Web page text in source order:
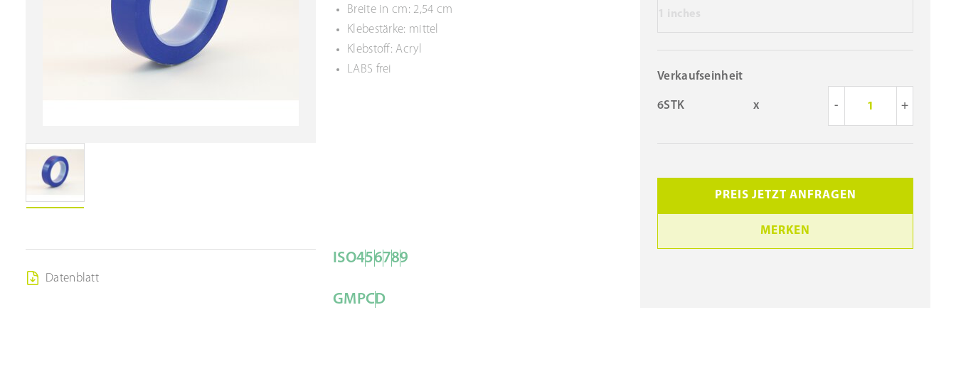
Datenblatt
Breite in cm: 2,54 cm
Klebestärke: mittel
Klebstoff: Acryl
LABS frei
ISO456789
GMPCD
Verkaufseinheit
6STK x - +
PREIS JETZT ANFRAGEN
MERKEN